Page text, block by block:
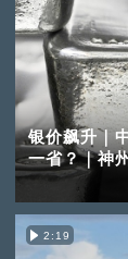
银价飙升｜
一省？｜神
2:19